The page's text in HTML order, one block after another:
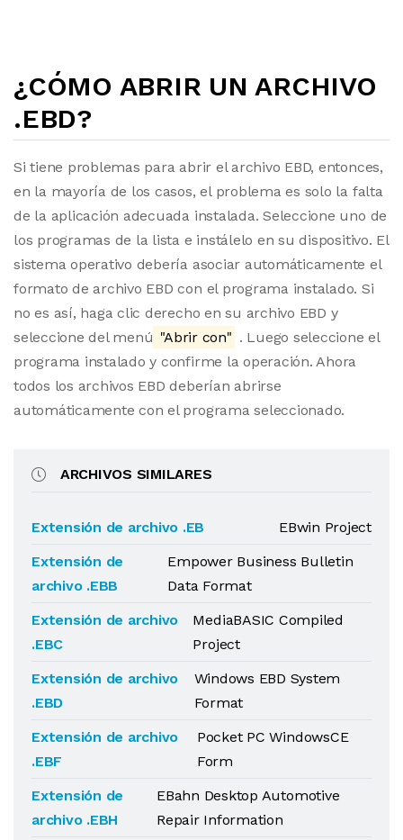
¿CÓMO ABRIR UN ARCHIVO
.EBD?
Si tiene problemas para abrir el archivo EBD, entonces,
en la mayoría de los casos, el problema es solo la falta
de la aplicación adecuada instalada. Seleccione uno de
los programas de la lista e instálelo en su dispositivo. El
sistema operativo debería asociar automáticamente el
formato de archivo EBD con el programa instalado. Si
no es así, haga clic derecho en su archivo EBD y
seleccione del menú "Abrir con" . Luego seleccione el
programa instalado y confirme la operación. Ahora
todos los archivos EBD deberían abrirse
automáticamente con el programa seleccionado.
ARCHIVOS SIMILARES
Extensión de archivo .EB
EBwin Project
Extensión de
archivo .EBB
Empower Business Bulletin
Data Format
Extensión de archivo
.EBC
MediaBASIC Compiled
Project
Extensión de archivo
.EBD
Windows EBD System
Format
Extensión de archivo
.EBF
Pocket PC WindowsCE
Form
Extensión de
archivo .EBH
EBahn Desktop Automotive
Repair Information